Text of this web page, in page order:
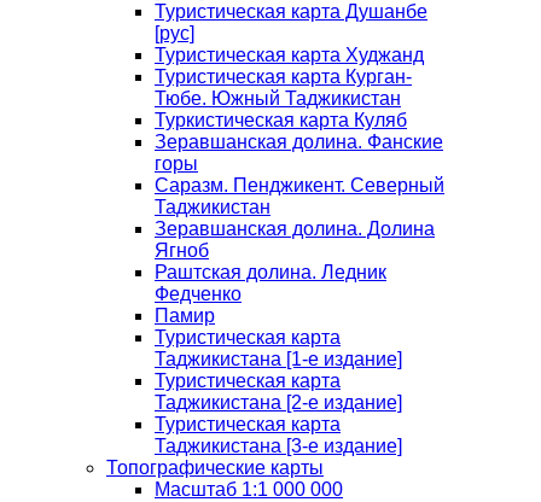
Туристическая карта Душанбе
[рус]
Туристическая карта Худжанд
Туристическая карта Курган-
Тюбе. Южный Таджикистан
Туркистическая карта Куляб
Зеравшанская долина. Фанские
горы
Саразм. Пенджикент. Северный
Таджикистан
Зеравшанская долина. Долина
Ягноб
Раштская долина. Ледник
Федченко
Памир
Туристическая карта
Таджикистана [1-е издание]
Туристическая карта
Таджикистана [2-е издание]
Туристическая карта
Таджикистана [3-е издание]
Топографические карты
Масштаб 1:1 000 000